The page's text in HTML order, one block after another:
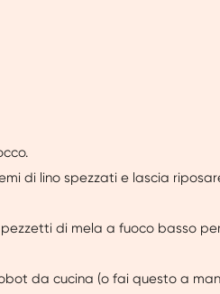
di lino spezzati e lascia
di mela a fuoco basso
da cucina (o fai questo a